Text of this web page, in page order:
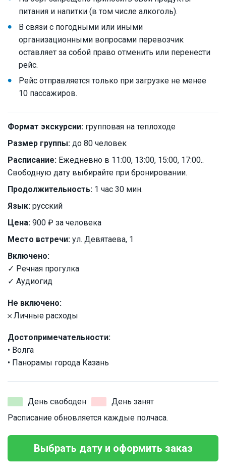
питания и напитки (в том числе алкоголь).
В связи с погодными или иными
организационными вопросами перевозчик
оставляет за собой право отменить или перенести
рейс.
Рейс отправляется только при загрузке не менее
10 пассажиров.
Формат экскурсии: групповая на теплоходе
Размер группы: до 80 человек
Расписание: Ежедневно в 11:00, 13:00, 15:00, 17:00..
Свободную дату выбирайте при бронировании.
Продолжительность: 1 час 30 мин.
Язык: русский
Цена: 900 ₽ за человека
Место встречи: ул. Девятаева, 1
Включено:
✓ Речная прогулка
✓ Аудиогид
Не включено:
𐄂 Личные расходы
Достопримечательности:
• Волга
• Панорамы города Казань
День свободен
День занят
Расписание обновляется каждые полчаса.
Выбрать дату и оформить заказ